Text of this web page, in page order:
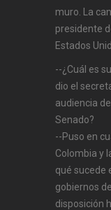
muro. La
presidente
Estados
--¿Cuál es
dio el
audiencia
Senado?
--Puso en
Colombia y
qué sucede
gobiernos
disposición